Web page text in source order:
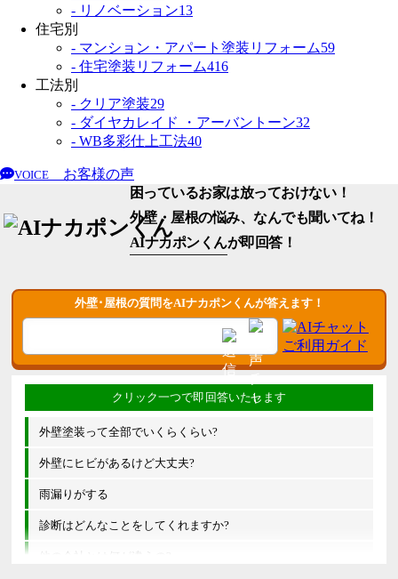
- リノベーション13
住宅別
- マンション・アパート塗装リフォーム59
- 住宅塗装リフォーム416
工法別
- クリア塗装29
- ダイヤカレイド ・アーバントーン32
- WB多彩仕上工法40
VOICE
お客様の声
困っているお家は放っておけない！
外壁・屋根の悩み、なんでも聞いてね！
AIナカポンくんが即回答！
外壁･屋根の質問をAIナカポンくんが答えます！
外壁塗装って全部でいくらくらい?
外壁にヒビがあるけど大丈夫?
雨漏りがする
診断はどんなことをしてくれますか?
他の会社とは何が違うの?